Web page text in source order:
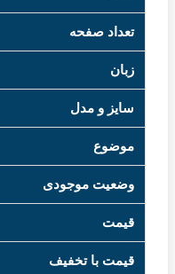
تعداد صفحه
زبان
سایز و مدل
موضوع
وضعیت موجودی
قیمت
قیمت با تخفیف